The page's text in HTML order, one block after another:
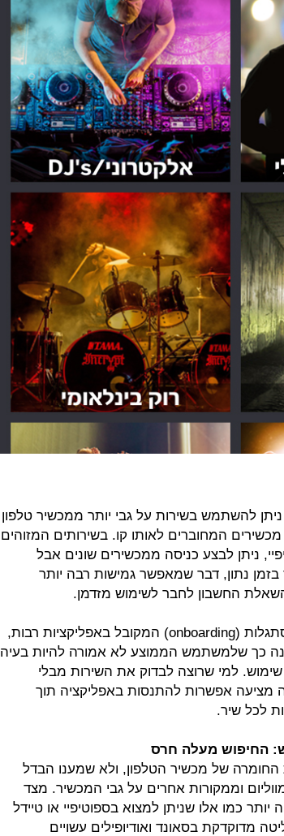
להשתמש בשירות על גבי יותר ממכשיר טלפון
המחוברים לאותו קו. בשירותים המזוהים
ניתן לבצע כניסה ממכשירים שונים אבל
נתון, דבר שמאפשר גמישות רבה יותר
החשבון לחבר לשימוש מזדמן.
האפליקציה אינה מציעה תהליך הסתגלות (onboarding) המקובל באפליקציות רבות,
כך שלמשתמש הממוצע לא אמורה להיות בעיה
למי שרוצה לבדוק את השירות מבלי
מציעה אפשרות להתנסות באפליקציה תוך
החיפוש מעלה חרס
החומרה של מכשיר הטלפון, ולא שמענו הבדל
וממקורות אחרים על גבי המכשיר. מצד
יותר כמו אלו שניתן למצוא בספוטיפיי או טיידל
מדוקדקת בסאונד ואודיופילים עשויים